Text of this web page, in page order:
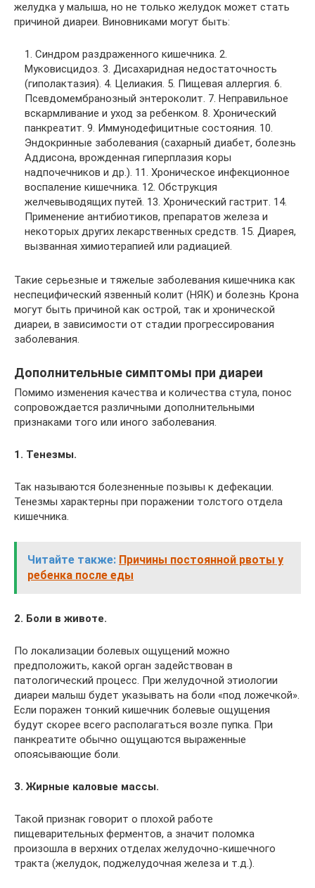
желудка у малыша, но не только желудок может стать
причиной диареи. Виновниками могут быть:
1. Синдром раздраженного кишечника. 2.
Муковисцидоз. 3. Дисахаридная недостаточность
(гиполактазия). 4. Целиакия. 5. Пищевая аллергия. 6.
Псевдомембранозный энтероколит. 7. Неправильное
вскармливание и уход за ребенком. 8. Хронический
панкреатит. 9. Иммунодефицитные состояния. 10.
Эндокринные заболевания (сахарный диабет, болезнь
Аддисона, врожденная гиперплазия коры
надпочечников и др.). 11. Хроническое инфекционное
воспаление кишечника. 12. Обструкция
желчевыводящих путей. 13. Хронический гастрит. 14.
Применение антибиотиков, препаратов железа и
некоторых других лекарственных средств. 15. Диарея,
вызванная химиотерапией или радиацией.
Такие серьезные и тяжелые заболевания кишечника как
неспецифический язвенный колит (НЯК) и болезнь Крона
могут быть причиной как острой, так и хронической
диареи, в зависимости от стадии прогрессирования
заболевания.
Дополнительные симптомы при диареи
Помимо изменения качества и количества стула, понос
сопровождается различными дополнительными
признаками того или иного заболевания.
1. Тенезмы.
Так называются болезненные позывы к дефекации.
Тенезмы характерны при поражении толстого отдела
кишечника.
Читайте также: Причины постоянной рвоты у
ребенка после еды
2. Боли в животе.
По локализации болевых ощущений можно
предположить, какой орган задействован в
патологический процесс. При желудочной этиологии
диареи малыш будет указывать на боли «под ложечкой».
Если поражен тонкий кишечник болевые ощущения
будут скорее всего располагаться возле пупка. При
панкреатите обычно ощущаются выраженные
опоясывающие боли.
3. Жирные каловые массы.
Такой признак говорит о плохой работе
пищеварительных ферментов, а значит поломка
произошла в верхних отделах желудочно-кишечного
тракта (желудок, поджелудочная железа и т.д.).